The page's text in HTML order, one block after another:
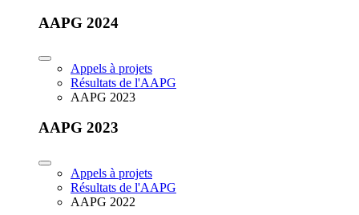
AAPG 2024
Appels à projets
Résultats de l'AAPG
AAPG 2023
AAPG 2023
Appels à projets
Résultats de l'AAPG
AAPG 2022